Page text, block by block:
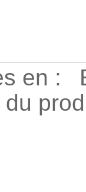
en :
du